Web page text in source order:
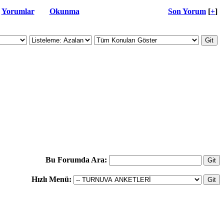
Yorumlar Okunma Son Yorum [+]
Bu Forumda Ara:
Hızlı Menü: